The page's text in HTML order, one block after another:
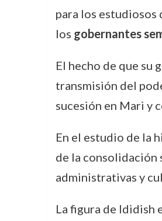
para los estudiosos
los gobernantes
El hecho de que su
transmisión del
sucesión en Mari y
En el estudio de la
de la consolidación
administrativas y
La figura de Ididish